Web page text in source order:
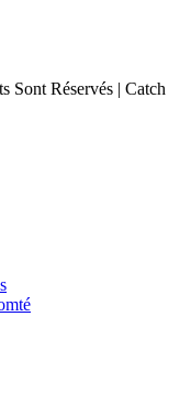
Sont Réservés | Catch